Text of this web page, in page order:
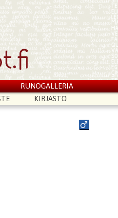
RUNOGALLERIA
KIRJASTO